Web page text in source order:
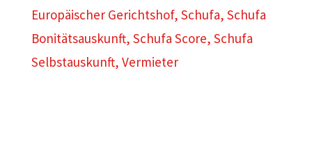
Europäischer Gerichtshof, Schufa, Schufa
Bonitätsauskunft, Schufa Score, Schufa
Selbstauskunft, Vermieter